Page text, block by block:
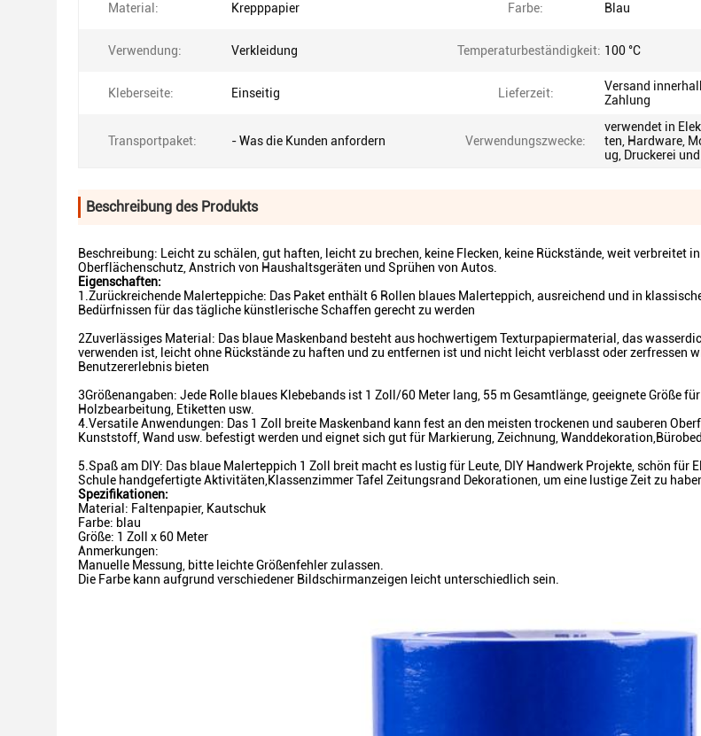
Material: Krepppapier Farbe: Blau
Verwendung: Verkleidung Temperaturbeständigkeit: 100 °C
Kleberseite: Einseitig Lieferzeit:
Versand
Zahlung
Transportpaket: - Was die Kunden anfordern Verwendungszwecke:
verwendet in
ten, Hardware,
ug, Druckerei
Beschreibung des Produkts
Beschreibung: Leicht zu schälen, gut haften, leicht zu brechen, keine Flecken, keine Rückstände, weit verbreitet
Oberflächenschutz, Anstrich von Haushaltsgeräten und Sprühen von Autos.
Eigenschaften:
1.Zurückreichende Malerteppiche: Das Paket enthält 6 Rollen blaues Malerteppich, ausreichend und in
Bedürfnissen für das tägliche künstlerische Schaffen gerecht zu werden
2Zuverlässiges Material: Das blaue Maskenband besteht aus hochwertigem Texturpapiermaterial, das
verwenden ist, leicht ohne Rückstände zu haften und zu entfernen ist und nicht leicht verblasst oder zerfressen
Benutzererlebnis bieten
3Größenangaben: Jede Rolle blaues Klebebands ist 1 Zoll/60 Meter lang, 55 m Gesamtlänge, geeignete Größe
Holzbearbeitung, Etiketten usw.
4.Versatile Anwendungen: Das 1 Zoll breite Maskenband kann fest an den meisten trockenen und sauberen
Kunststoff, Wand usw. befestigt werden und eignet sich gut für Markierung, Zeichnung,
5.Spaß am DIY: Das blaue Malerteppich 1 Zoll breit macht es lustig für Leute, DIY Handwerk Projekte, schön für
Schule handgefertigte Aktivitäten,Klassenzimmer Tafel Zeitungsrand Dekorationen, um eine lustige Zeit zu
Spezifikationen:
Material: Faltenpapier, Kautschuk
Farbe: blau
Größe: 1 Zoll x 60 Meter
Anmerkungen:
Manuelle Messung, bitte leichte Größenfehler zulassen.
Die Farbe kann aufgrund verschiedener Bildschirmanzeigen leicht unterschiedlich sein.